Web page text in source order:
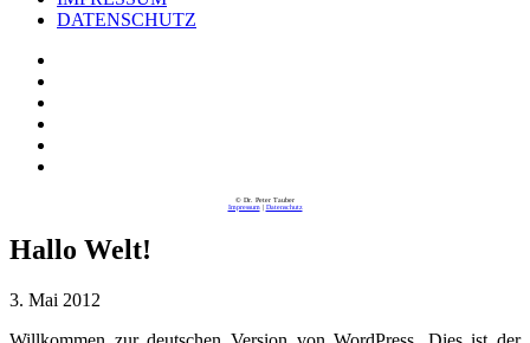
DATENSCHUTZ
© Dr. Peter Tauber
Impressum| Datenschutz
Hallo Welt!
3. Mai 2012